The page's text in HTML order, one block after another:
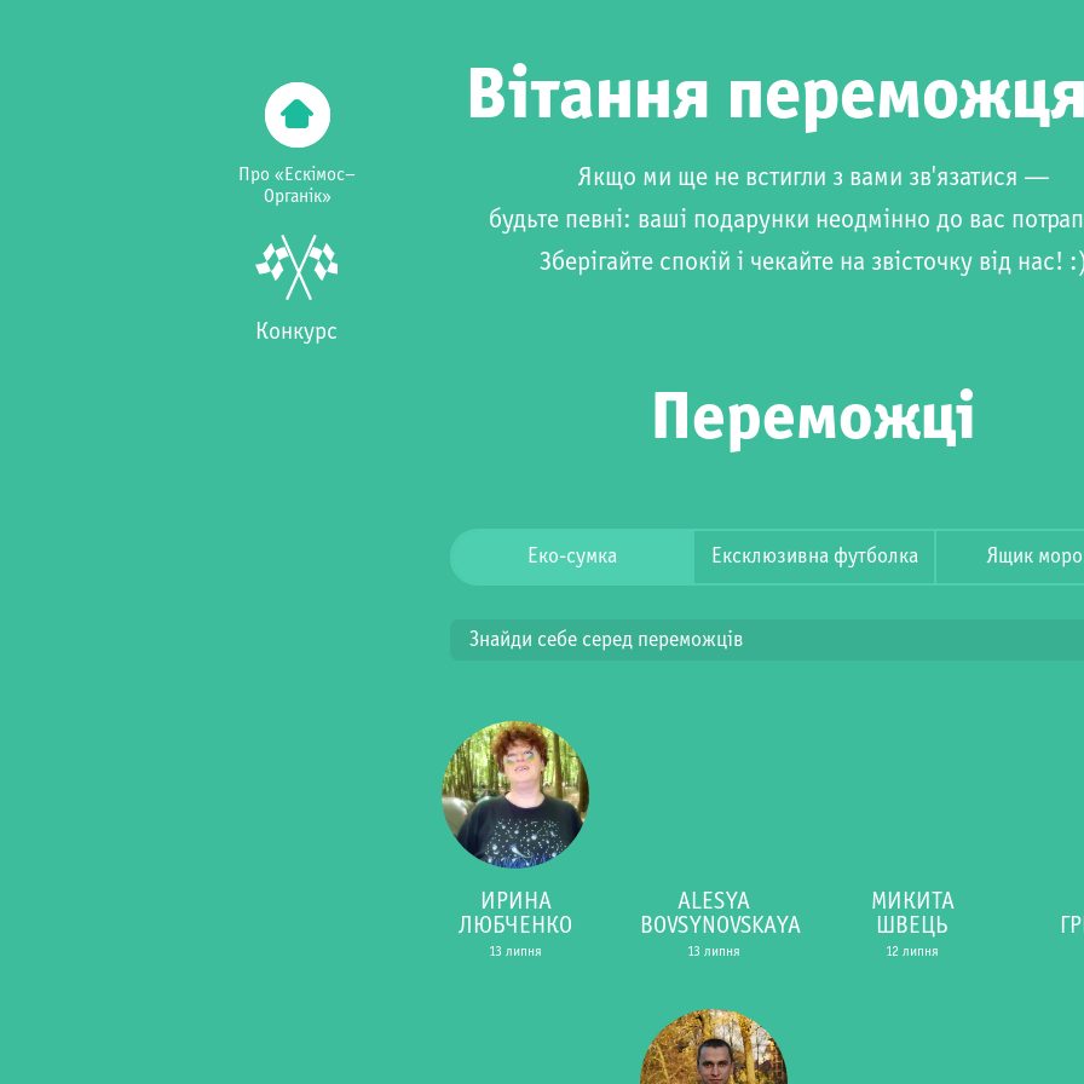
Про «Ескімос–
Органік»
Конкурс
Вітання
Якщо ми ще не встигли з вами зв'язатися —
будьте певні: ваші подарунки неодмінно до вас
Зберігайте спокій і чекайте на звісточку від нас!
Переможці
Еко-сумка Ексклюзивна футболка Ящик
Знайди себе серед переможців
ИРИНА
ЛЮБЧЕНКО
13 липня
ALESYA
BOVSYNOVSKAYA
13 липня
МИКИТА
ШВЕЦЬ
12 липня